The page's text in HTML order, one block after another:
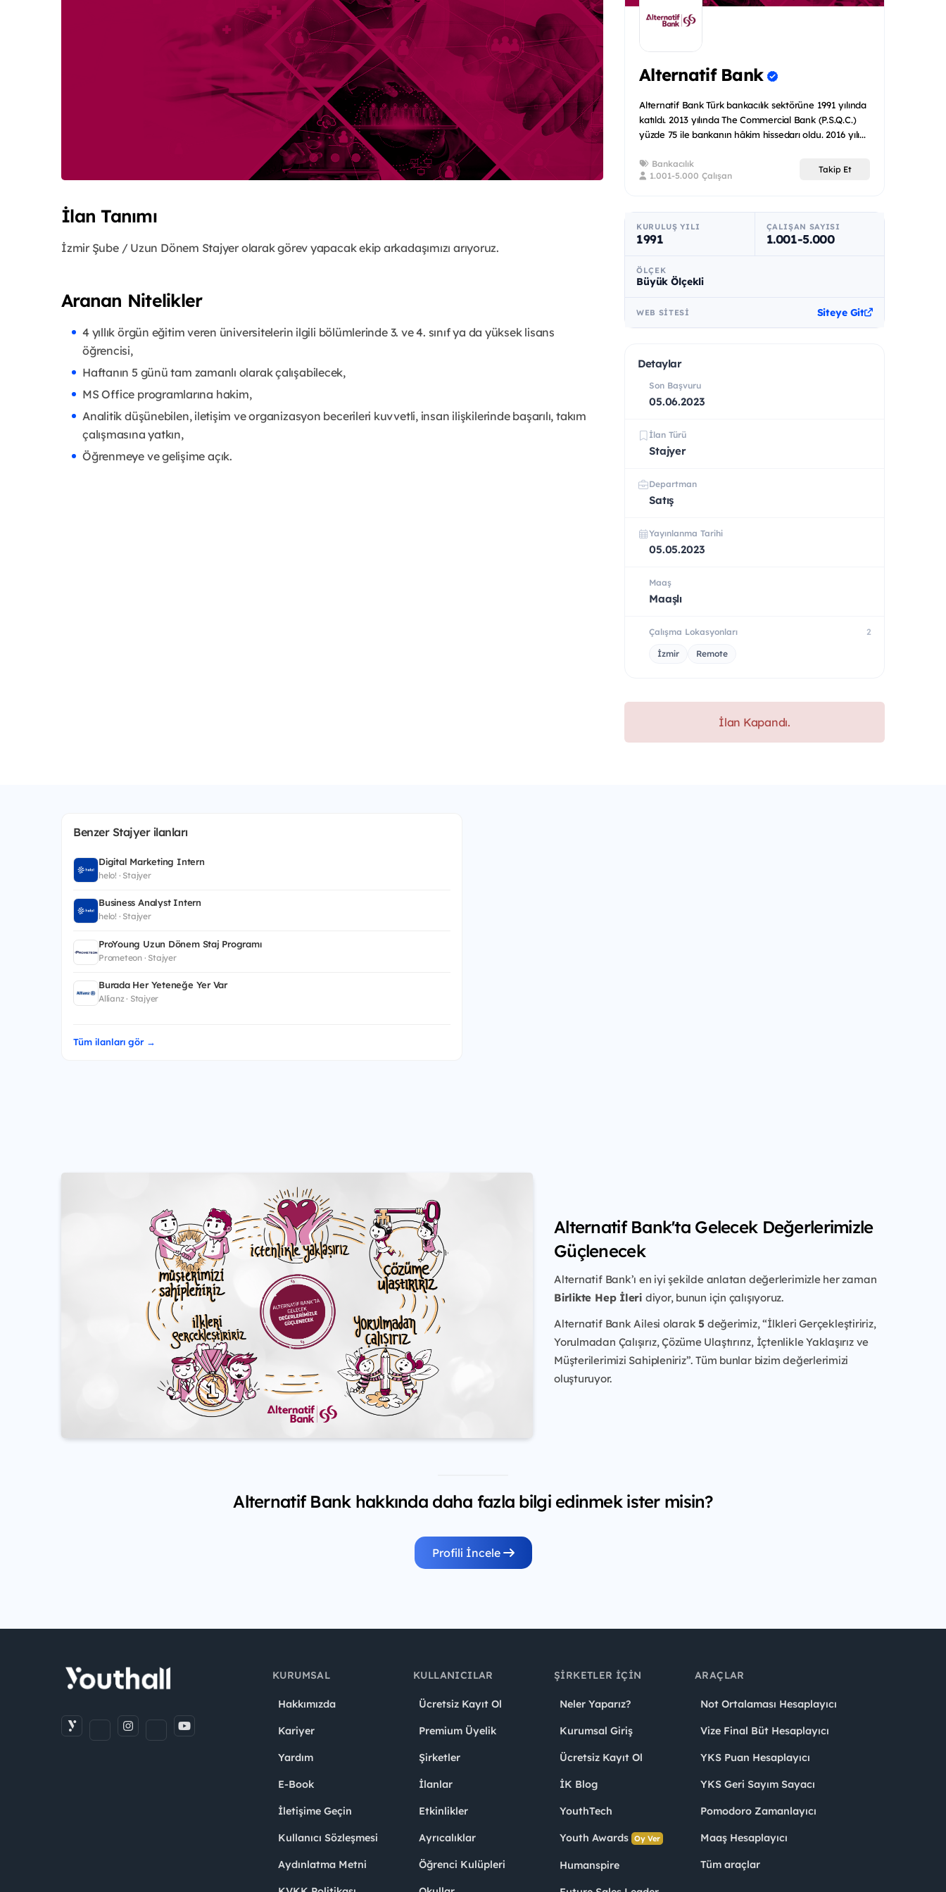
İlan Tanımı
İzmir Şube / Uzun Dönem Stajyer olarak görev yapacak ekip arkadaşımızı arıyoruz.
Aranan Nitelikler
4 yıllık örgün eğitim veren üniversitelerin ilgili bölümlerinde 3. ve 4. sınıf ya da yüksek lisans
öğrencisi,
Haftanın 5 günü tam zamanlı olarak çalışabilecek,
MS Office programlarına hakim,
Analitik düşünebilen, iletişim ve organizasyon becerileri kuvvetli, insan ilişkilerinde başarılı, takım
çalışmasına yatkın,
Öğrenmeye ve gelişime açık.
Alternatif Bank
Alternatif Bank Türk bankacılık sektörüne 1991 yılında
katıldı. 2013 yılında The Commercial Bank (P.S.Q.C.)
yüzde 75 ile bankanın hâkim hissedarı oldu. 2016 yılı...
Bankacılık
1.001-5.000 Çalışan
Takip Et
KURULUŞ YILI
1991
ÇALIŞAN SAYISI
1.001-5.000
ÖLÇEK
Büyük Ölçekli
WEB SITESI Siteye Git
Detaylar
Son Başvuru
05.06.2023
İlan Türü
Stajyer
Departman
Satış
Yayınlanma Tarihi
05.05.2023
Maaş
Maaşlı
Çalışma Lokasyonları 2
İzmir Remote
İlan Kapandı.
Benzer Stajyer ilanları
Digital Marketing Intern
helo! · Stajyer
Business Analyst Intern
helo! · Stajyer
ProYoung Uzun Dönem Staj Programı
Prometeon · Stajyer
Burada Her Yeteneğe Yer Var
Allianz · Stajyer
Tüm ilanları gör →
Alternatif Bank'ta Gelecek Değerlerimizle
Güçlenecek
Alternatif Bank’ı en iyi şekilde anlatan değerlerimizle her zaman
Birlikte Hep İleri diyor, bunun için çalışıyoruz.
Alternatif Bank Ailesi olarak5 değerimiz, “İlkleri Gerçekleştiririz,
Yorulmadan Çalışırız, Çözüme Ulaştırırız, İçtenlikle Yaklaşırız ve
Müşterilerimizi Sahipleniriz”. Tüm bunlar bizim değerlerimizi
oluşturuyor.
Alternatif Bank hakkında daha fazla bilgi edinmek ister misin?
Profili İncele
KURUMSAL
Hakkımızda
Kariyer
Yardım
E-Book
İletişime Geçin
Kullanıcı Sözleşmesi
Aydınlatma Metni
KULLANICILAR
Ücretsiz Kayıt Ol
Premium Üyelik
Şirketler
İlanlar
Etkinlikler
Ayrıcalıklar
Öğrenci Kulüpleri
ŞIRKETLER İÇIN
Neler Yaparız?
Kurumsal Giriş
Ücretsiz Kayıt Ol
İK Blog
YouthTech
Youth Awards Oy Ver
Humanspire
ARAÇLAR
Not Ortalaması Hesaplayıcı
Vize Final Büt Hesaplayıcı
YKS Puan Hesaplayıcı
YKS Geri Sayım Sayacı
Pomodoro Zamanlayıcı
Maaş Hesaplayıcı
Tüm araçlar